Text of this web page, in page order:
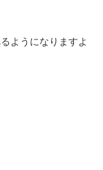
ようになりますよ